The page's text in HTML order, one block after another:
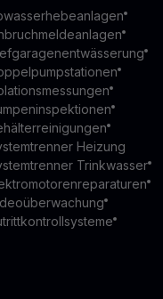
Heizung
Trinkwasser